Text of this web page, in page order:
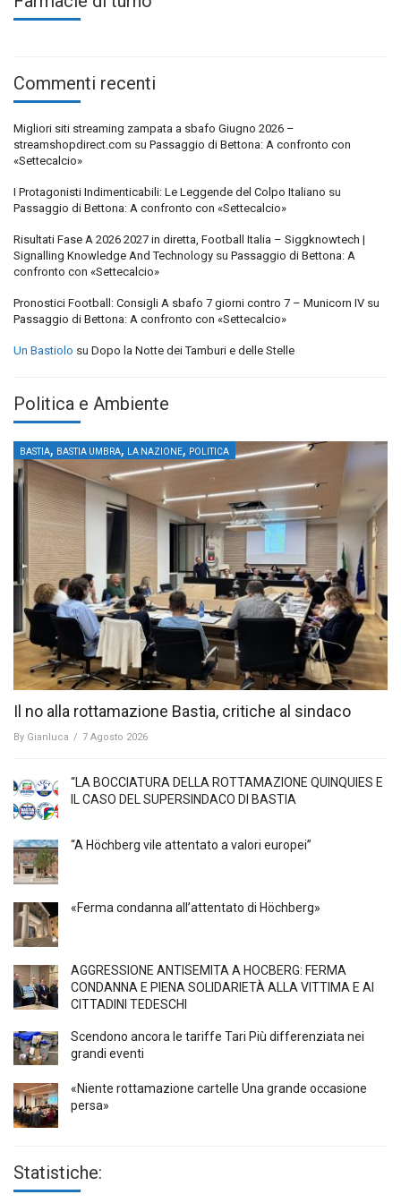
Commenti recenti
Migliori siti streaming zampata a sbafo Giugno 2026 –
streamshopdirect.com su Passaggio di Bettona: A confronto con
«Settecalcio»
I Protagonisti Indimenticabili: Le Leggende del Colpo Italiano su
Passaggio di Bettona: A confronto con «Settecalcio»
Risultati Fase A 2026 2027 in diretta, Football Italia – Siggknowtech |
Signalling Knowledge And Technology su Passaggio di Bettona: A
confronto con «Settecalcio»
Pronostici Football: Consigli A sbafo 7 giorni contro 7 – Municorn IV su
Passaggio di Bettona: A confronto con «Settecalcio»
Un Bastiolo su Dopo la Notte dei Tamburi e delle Stelle
Politica e Ambiente
BASTIA, BASTIA UMBRA, LA NAZIONE, POLITICA
Il no alla rottamazione Bastia, critiche al sindaco
By Gianluca / 7 Agosto 2026
“LA BOCCIATURA DELLA ROTTAMAZIONE QUINQUIES E
IL CASO DEL SUPERSINDACO DI BASTIA
“A Höchberg vile attentato a valori europei”
«Ferma condanna all’attentato di Höchberg»
AGGRESSIONE ANTISEMITA A HÖCBERG: FERMA
CONDANNA E PIENA SOLIDARIETÀ ALLA VITTIMA E AI
CITTADINI TEDESCHI
Scendono ancora le tariffe Tari Più differenziata nei
grandi eventi
«Niente rottamazione cartelle Una grande occasione
persa»
Statistiche: